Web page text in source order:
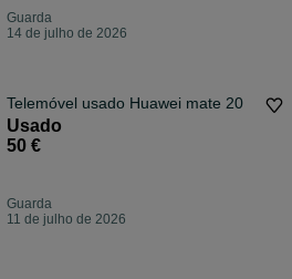
Guarda
14 de julho de 2026
Telemóvel usado Huawei mate 20
Usado
50 €
Guarda
11 de julho de 2026